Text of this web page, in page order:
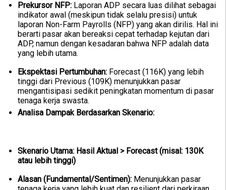
Prekursor NFP: Laporan ADP secara luas dilihat sebagai
indikator awal (meskipun tidak selalu presisi) untuk
laporan Non-Farm Payrolls (NFP) yang akan dirilis. Hal ini
berarti pasar akan bereaksi cepat terhadap kejutan dari
ADP, namun dengan kesadaran bahwa NFP adalah data
yang lebih utama.
Ekspektasi Pertumbuhan: Forecast (116K) yang lebih
tinggi dari Previous (109K) menunjukkan pasar
mengantisipasi sedikit peningkatan momentum di pasar
tenaga kerja swasta.
Analisa Dampak Berdasarkan Skenario:
Skenario Utama: Hasil Aktual > Forecast (misal: 130K
atau lebih tinggi)
Alasan (Fundamental/Sentimen): Menunjukkan pasar